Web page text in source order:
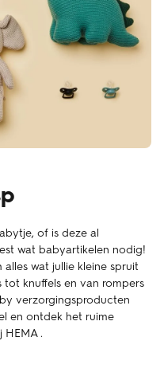
of is deze al
wat babyartikelen nodig!
wat jullie kleine spruit
knuffels en van rompers
verzorgingsproducten
en ontdek het ruime
.